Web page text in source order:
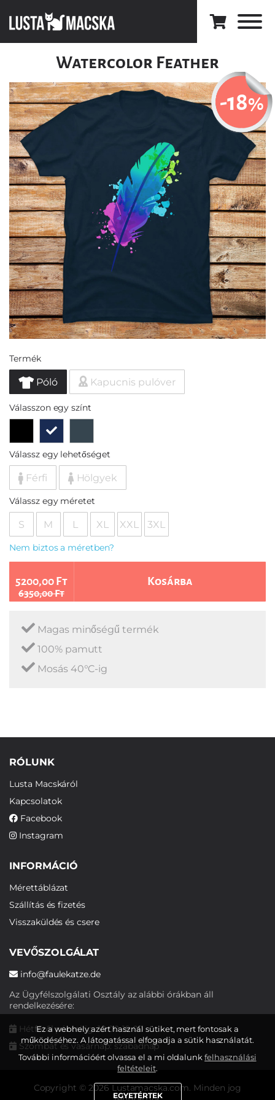
Watercolor Feather
-18%
Termék
Póló Kapucnis pulóver
Válasszon egy színt
Válassz egy lehetőséget
Férfi Hölgyek
Válassz egy méretet
S M L XL XXL 3XL
Nem biztos a méretben?
5200,00 Ft
6350,00 Ft
Kosárba
Magas minőségű termék
100% pamutt
Mosás 40°C-ig
RÓLUNK
Lusta Macskáról
Kapcsolatok
Facebook
Instagram
INFORMÁCIÓ
Mérettáblázat
Szállítás és fizetés
Visszaküldés és csere
VEVŐSZOLGÁLAT
info@faulekatze.de
Az Ügyfélszolgálati Osztály az alábbi órákban áll
rendelkezésére:
Hétfőtől péntekig: 10:00-19:00
Szombat és vasárnap: szabadnap
Copyright © 2026 Lustamacska.com. Minden jog
Ez a webhely azért használ sütiket, mert fontosak a
működéséhez. A látogatással elfogadja a sütik használatát.
További információért olvassa el a mi oldalunkfelhasználási
feltételeit.
EGYETÉRTEK